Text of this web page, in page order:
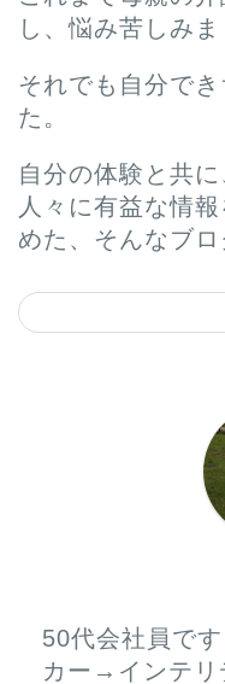
し、悩み苦しみま
それでも自分で
た。
自分の体験と共
人々に有益な情
めた、そんなブロ
50代会社員で
カー→インテ